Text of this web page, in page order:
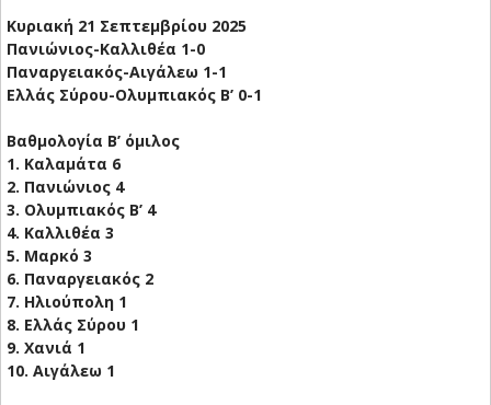
Κυριακή 21 Σεπτεμβρίου 2025
Πανιώνιος-Καλλιθέα 1-0
Παναργειακός-Αιγάλεω 1-1
Ελλάς Σύρου-Ολυμπιακός Β’ 0-1
Βαθμολογία Β’ όμιλος
1. Καλαμάτα 6
2. Πανιώνιος 4
3. Ολυμπιακός Β’ 4
4. Καλλιθέα 3
5. Μαρκό 3
6. Παναργειακός 2
7. Ηλιούπολη 1
8. Ελλάς Σύρου 1
9. Χανιά 1
10. Αιγάλεω 1